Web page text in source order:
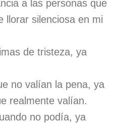
a las personas que
llorar silenciosa en mi
de tristeza, ya
no valían la pena, ya
realmente valían.
no podía, ya